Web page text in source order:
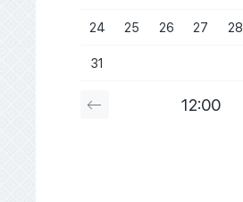
24 25 26 27 28
31
12:00